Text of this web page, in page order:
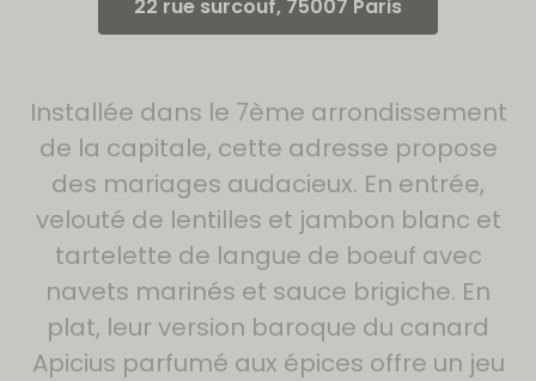
22 rue surcouf, 75007 Paris
Installée dans le 7ème arrondissement
de la capitale, cette adresse propose
des mariages audacieux. En entrée,
velouté de lentilles et jambon blanc et
tartelette de langue de boeuf avec
navets marinés et sauce brigiche. En
plat, leur version baroque du canard
Apicius parfumé aux épices offre un jeu